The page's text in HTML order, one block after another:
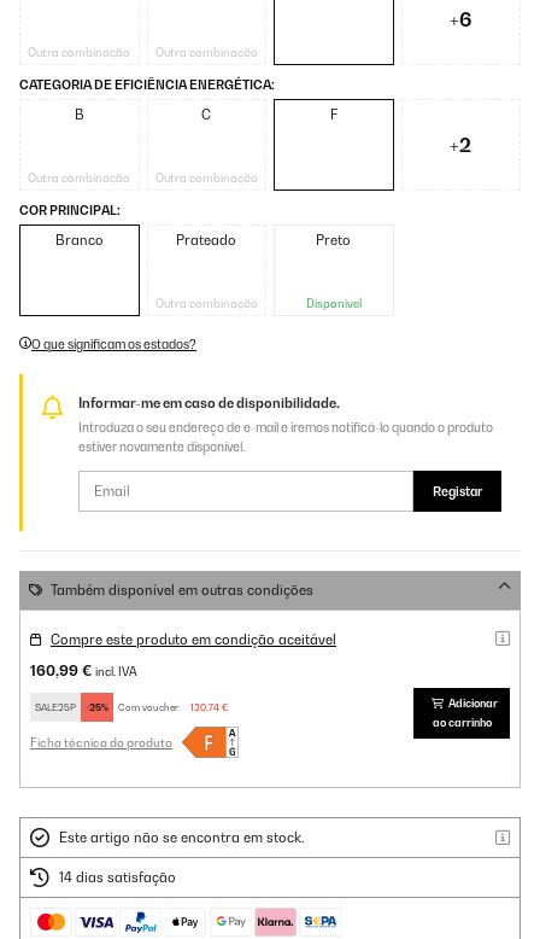
Outra combinação Outra combinação
+6
CATEGORIA DE EFICIÊNCIA ENERGÉTICA:
B
Outra combinação
C
Outra combinação
F
+2
COR PRINCIPAL:
Branco Prateado
Outra combinação
Preto
Disponível
O que significam os estados?
Informar-me em caso de disponibilidade.
Introduza o seu endereço de e-mail e iremos notificá-lo quando o produto
estiver novamente disponível.
Registar
Também disponível em outras condições
Compre este produto em condição aceitável
160,99 € incl. IVA
SALE25P -25% Com voucher: 120,74 €
Ficha técnica do produto
Adicionar
ao carrinho
Este artigo não se encontra em stock.
14 dias satisfação